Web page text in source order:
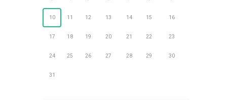
10 11 12 13 14 15 16
17 18 19 20 21 22 23
24 25 26 27 28 29 30
31